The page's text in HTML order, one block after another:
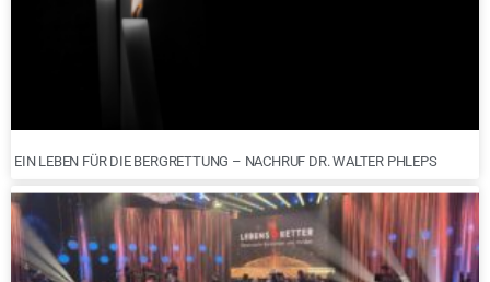
EIN LEBEN FÜR DIE BERGRETTUNG – NACHRUF DR. WALTER PHLEPS